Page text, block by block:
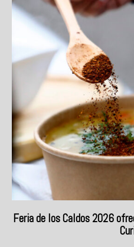
Feria de los Caldos 2026